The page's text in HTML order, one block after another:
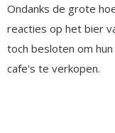
Ondanks de grote
reacties op het bier
toch besloten om
cafe's te verkopen.